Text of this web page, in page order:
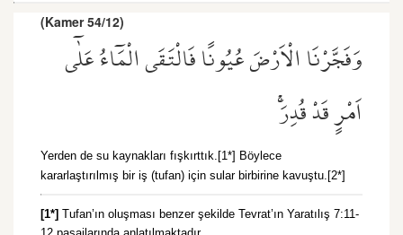
(Kamer 54/12)
وَفَجَّرْنَا الْاَرْضَ عُيُونًا فَالْتَقَى الْمَٓاءُ عَلٰٓى
اَمْرٍ قَدْ قُدِرَۚ
Yerden de su kaynakları fışkırttık.[1*] Böylece
kararlaştırılmış bir iş (tufan) için sular birbirine kavuştu.[2*]
[1*] Tufan’ın oluşması benzer şekilde Tevrat’ın Yaratılış 7:11-